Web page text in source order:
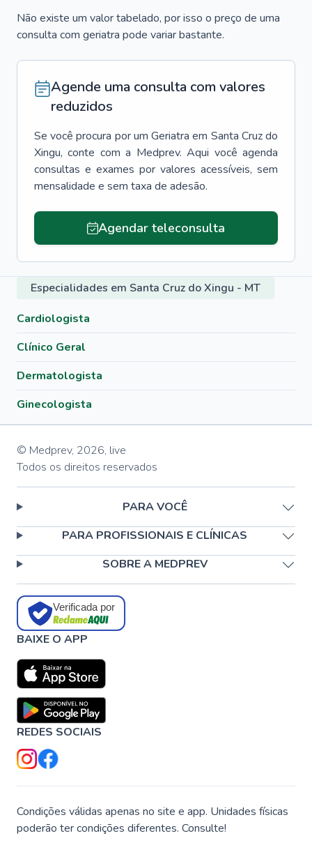
Não existe um valor tabelado, por isso o preço de uma
consulta com geriatra pode variar bastante.
Agende uma consulta com valores
reduzidos
Se você procura por um Geriatra em Santa Cruz do
Xingu, conte com a Medprev. Aqui você agenda
consultas e exames por valores acessíveis, sem
mensalidade e sem taxa de adesão.
Agendar teleconsulta
Especialidades em Santa Cruz do Xingu - MT
Cardiologista
Clínico Geral
Dermatologista
Ginecologista
© Medprev, 2026, live
Todos os direitos reservados
PARA VOCÊ
PARA PROFISSIONAIS E CLÍNICAS
SOBRE A MEDPREV
Verificada por
BAIXE O APP
REDES SOCIAIS
Condições válidas apenas no site e app. Unidades físicas
poderão ter condições diferentes. Consulte!